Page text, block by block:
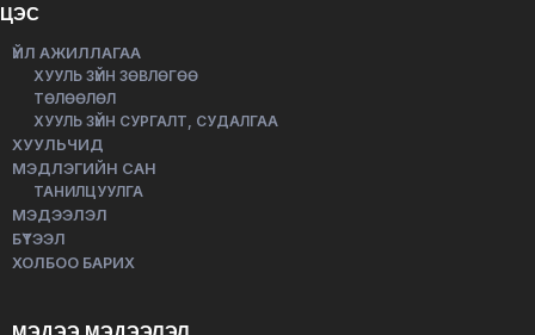
ЦЭС
ҮЙЛ АЖИЛЛАГАА
ХУУЛЬ ЗҮЙН ЗӨВЛӨГӨӨ
ТӨЛӨӨЛӨЛ
ХУУЛЬ ЗҮЙН СУРГАЛТ, СУДАЛГАА
ХУУЛЬЧИД
МЭДЛЭГИЙН САН
ТАНИЛЦУУЛГА
МЭДЭЭЛЭЛ
БҮТЭЭЛ
ХОЛБОО БАРИХ